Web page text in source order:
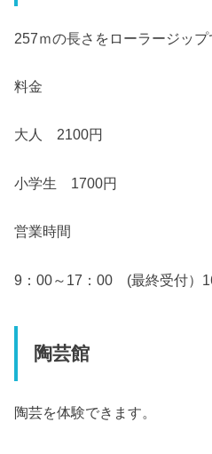
257ｍの長さをローラージップ
料金
大人 2100円
小学生 1700円
営業時間
9：00～17：00 (最終受付）
陶芸館
陶芸を体験できます。